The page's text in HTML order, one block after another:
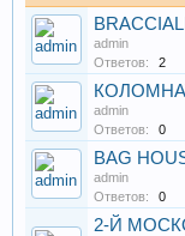
admin
Ответов:
2
admin
Ответов:
0
BAG
admin
Ответов:
0
2-Й